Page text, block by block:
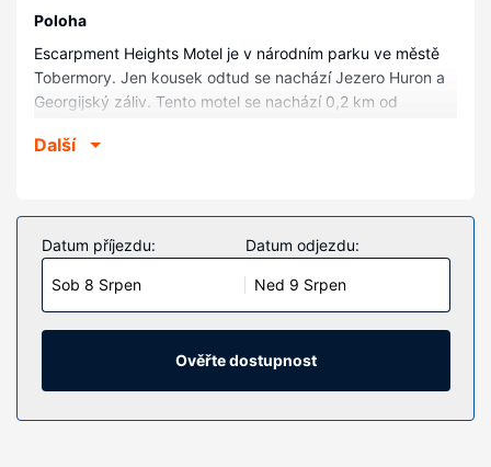
Poloha
Escarpment Heights Motel je v národním parku ve městě
Tobermory. Jen kousek odtud se nachází Jezero Huron a
Georgijský záliv. Tento motel se nachází 0,2 km od
2,9 km od Maják Big Tub.
V jednom z 26 klimatizovaných pokojů, k jejichž vybavení
patří DVD přehrávač, se budete cítit jako doma.
Bezdrátový internet zdarma vám zajistí spojení se světem
a televize, která nabízí kabelové kanály, dobrou zábavu.
Další užitečné vybavení a služby: ventilátor a závěsy/
žaluzie. Úklid pokojů se provádí denně.
Vybavení nemovitosti
patří také bezdrátový internet zdarma. Součástí vybavení
Další
Datum příjezdu:
Sob 8 Srpen
Datum odjezdu:
Ned 9 Srpen
Ověřte dostupnost